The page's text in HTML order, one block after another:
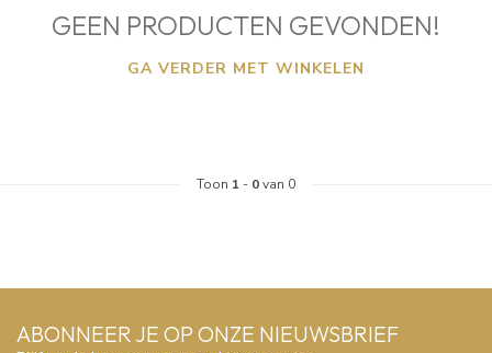
GEEN PRODUCTEN GEVONDEN!
GA VERDER MET WINKELEN
Toon 1 - 0van 0
ABONNEER JE OP ONZE NIEUWSBRIEF